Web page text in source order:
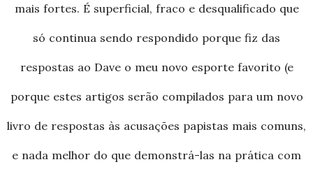
mais fortes. É superficial, fraco e desqualificado que
só continua sendo respondido porque fiz das
respostas ao Dave o meu novo esporte favorito (e
porque estes artigos serão compilados para um novo
livro de respostas às acusações papistas mais comuns,
e nada melhor do que demonstrá-las na prática com